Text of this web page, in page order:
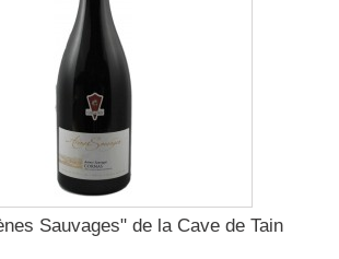
Sauvages" de la Cave de Tain